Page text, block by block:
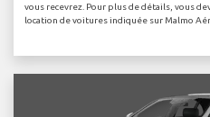
vous recevrez. Pour plus de détails, vous
location de voitures indiquée sur Malmo